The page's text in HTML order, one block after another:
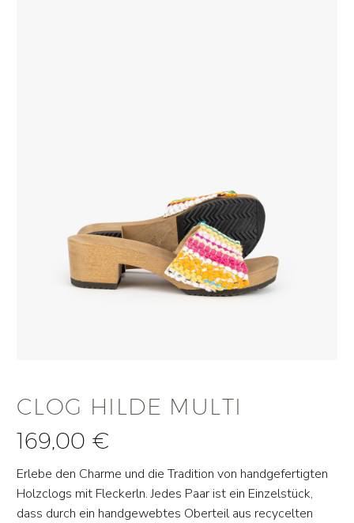
CLOG HILDE MULTI
169,00 €
Erlebe den Charme und die Tradition von handgefertigten
Holzclogs mit Fleckerln. Jedes Paar ist ein Einzelstück,
dass durch ein handgewebtes Oberteil aus recycelten